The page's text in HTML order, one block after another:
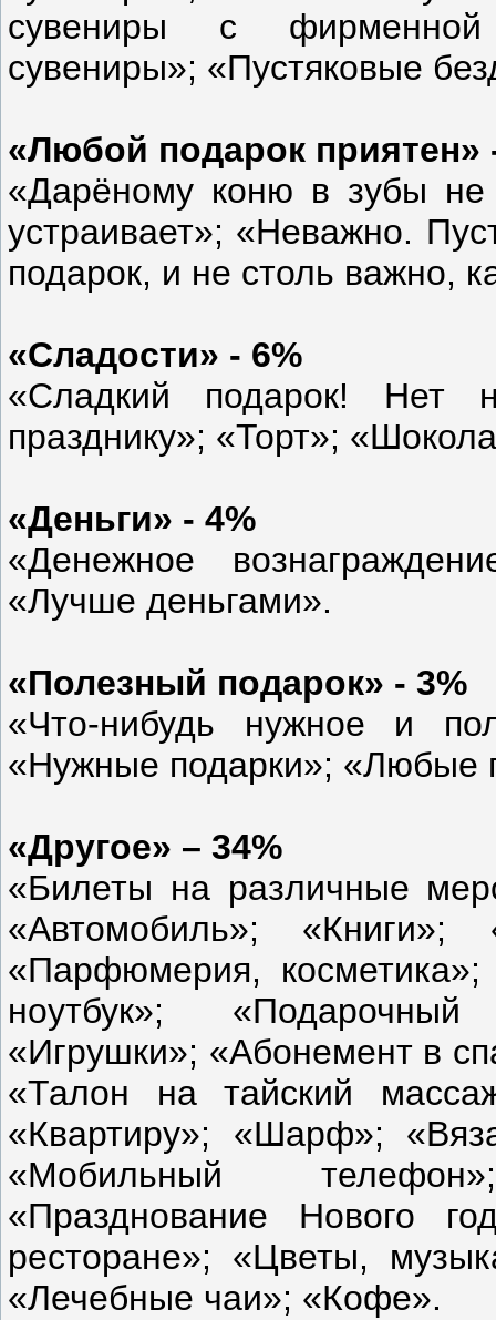
сувениры с фирменной
сувениры»; «Пустяковые
«Любой подарок приятен»
«Дарёному коню в зубы
устраивает»; «Неважно.
подарок, и не столь важно,
«Сладости» - 6%
«Сладкий подарок! Нет
празднику»; «Торт»;
«Деньги» - 4%
«Денежное
«Лучше деньгами».
«Полезный подарок» - 3%
«Что-нибудь нужное и
«Нужные подарки»; «Любые
«Другое» – 34%
«Билеты на различные
«Автомобиль»; «Книги»;
«Парфюмерия,
ноутбук»;
«Игрушки»; «Абонемент в
«Талон на тайский
«Квартиру»; «Шарф»;
«Мобильный
«Празднование Нового
ресторане»; «Цветы,
«Лечебные чаи»; «Кофе».